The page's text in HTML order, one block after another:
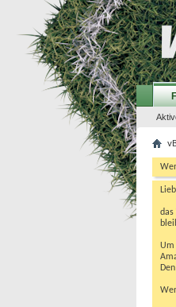
das
Um